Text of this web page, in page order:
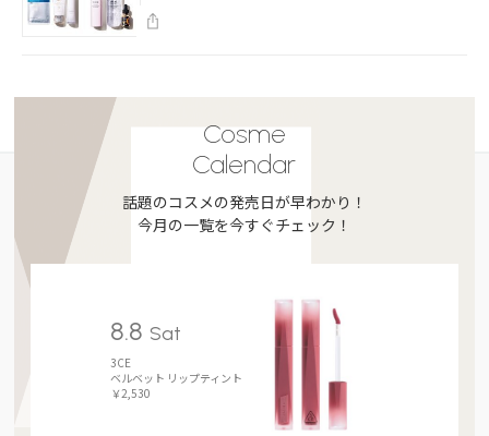
Cosme
Calendar
話題のコスメの発売日が早わかり！
今月の一覧を今すぐチェック！
8.8 Sat
3CE
ベルベット リップティント
￥2,530